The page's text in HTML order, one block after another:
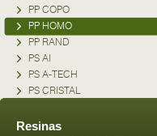
PP COPO
PP HOMO
PP RAND
PS AI
PS A-TECH
PS CRISTAL
Resinas